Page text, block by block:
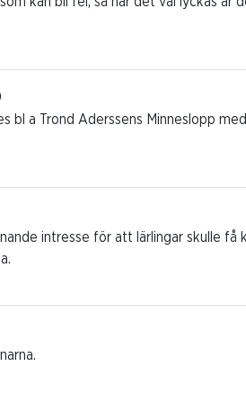
bl a Trond Aderssens Minneslopp
intresse för att lärlingar skulle få